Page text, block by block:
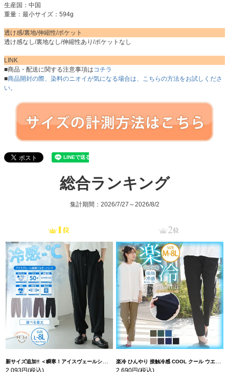
生産国：中国
重量：最小サイズ：594g
透け感/裏地/伸縮性/ポケット
透け感なし/裏地なし/伸縮性あり/ポケットなし
LINK
■商品・配送に関する注意事項はコチラ
■商品開封の際、染料のニオイが気になる場合は、こちらの方法をお試しくださ
い。
総合ランキング
集計期間：2026/7/27～2026/8/2
新サイズ追加!! ＜瞬寒！アイスヴェールシリーズ＞ 美脚 ジョガーパンツ 【ウェストゴム】 【ストレッチ】 | 大きいサイズの通販ならハッピーマリリン
2,093円(税込)
楽冷 ひんやり 接触冷感 COOL クール ウエストゴム 楽ちん ストレッチ 美脚 レギパン 【ストレッチ】 | 大きいサイズの通販ならハッピーマリリン
2,690円(税込)